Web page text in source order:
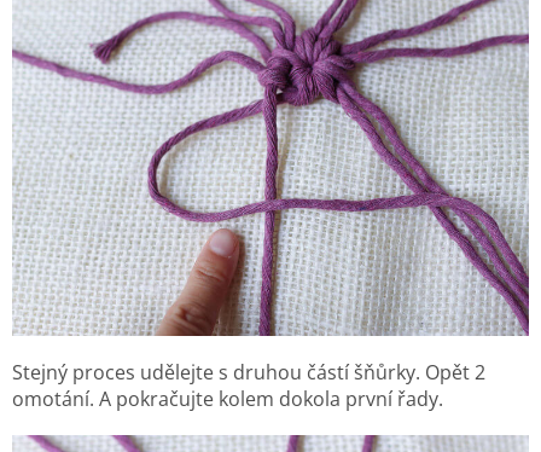
Stejný proces udělejte s druhou částí šňůrky. Opět 2
omotání. A pokračujte kolem dokola první řady.